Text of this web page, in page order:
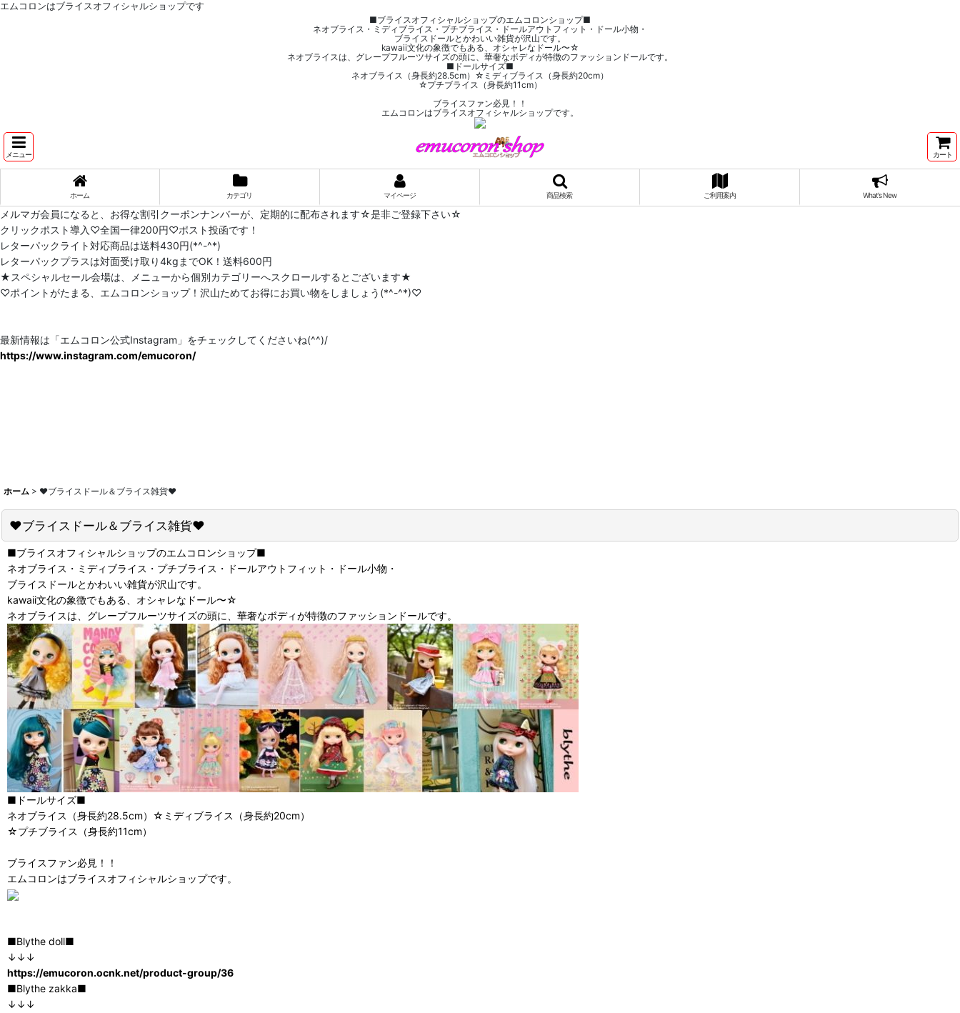
エムコロンはブライスオフィシャルショップです
■ブライスオフィシャルショップのエムコロンショップ■
ネオブライス・ミディブライス・プチブライス・ドールアウトフィット・ドール小物・
ブライスドールとかわいい雑貨が沢山です。
kawaii文化の象徴でもある、オシャレなドール〜☆
ネオブライスは、グレープフルーツサイズの頭に、華奢なボディが特徴のファッションドールです。
■ドールサイズ■
ネオブライス（身長約28.5cm）☆ミディブライス（身長約20cm）
☆プチブライス（身長約11cm）
ブライスファン必見！！
エムコロンはブライスオフィシャルショップです。
メニュー カート
ホーム カテゴリ マイページ 商品検索 ご利用案内 What's New
メルマガ会員になると、お得な割引クーポンナンバーが、定期的に配布されます☆是非ご登録下さい☆
クリックポスト導入♡全国一律200円♡ポスト投函です！
レターパックライト対応商品は送料430円(*^-^*)
レターパックプラスは対面受け取り4kgまでOK！送料600円
★スペシャルセール会場は、メニューから個別カテゴリーへスクロールするとございます★
♡ポイントがたまる、エムコロンショップ！沢山ためてお得にお買い物をしましょう(*^-^*)♡
最新情報は「エムコロン公式Instagram」をチェックしてくださいね(^^)/
https://www.instagram.com/emucoron/
ホーム > ♥ブライスドール＆ブライス雑貨♥
♥ブライスドール＆ブライス雑貨♥
■ブライスオフィシャルショップのエムコロンショップ■
ネオブライス・ミディブライス・プチブライス・ドールアウトフィット・ドール小物・
ブライスドールとかわいい雑貨が沢山です。
kawaii文化の象徴でもある、オシャレなドール〜☆
ネオブライスは、グレープフルーツサイズの頭に、華奢なボディが特徴のファッションドールです。
■ドールサイズ■
ネオブライス（身長約28.5cm）☆ミディブライス（身長約20cm）
☆プチブライス（身長約11cm）
ブライスファン必見！！
エムコロンはブライスオフィシャルショップです。
■Blythe doll■
↓↓↓
https://emucoron.ocnk.net/product-group/36
■Blythe zakka■
↓↓↓